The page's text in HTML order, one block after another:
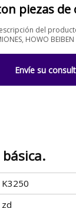
piezas de
del producto
HOWO
Envíe su
K3250
zd